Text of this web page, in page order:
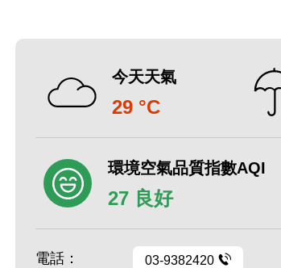
今天天氣
29 °C
環境空氣品質指數AQI
27 良好
電話： 03-9382420